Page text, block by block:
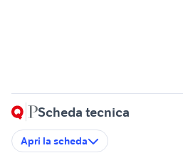
Scheda tecnica
Apri la scheda